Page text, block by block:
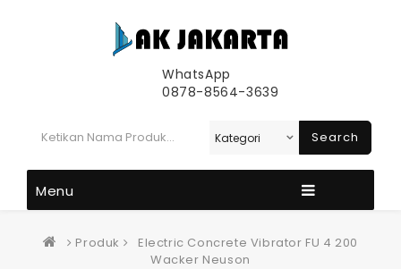
WhatsApp
0878-8564-3639
Search
Menu
Produk
Electric Concrete Vibrator FU 4 200
Wacker Neuson